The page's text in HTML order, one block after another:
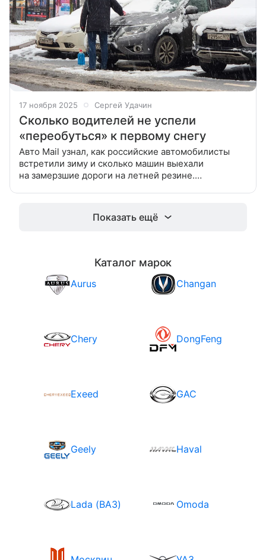
17 ноября 2025 Сергей Удачин
Сколько водителей не успели
«переобуться» к первому снегу
Авто Mail узнал, как российские автомобилисты
встретили зиму и сколько машин выехали
на замерзшие дороги на летней резине.
Показать ещё
Каталог марок
Aurus Changan
Chery DongFeng
Exeed GAC
Geely Haval
Lada (ВАЗ) Omoda